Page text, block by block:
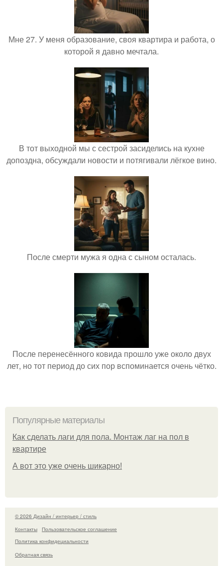
Мне 27. У меня образование, своя квартира и работа, о
которой я давно мечтала.
В тот выходной мы с сестрой засиделись на кухне
допоздна, обсуждали новости и потягивали лёгкое вино.
После смерти мужа я одна с сыном осталась.
После перенесённого ковида прошло уже около двух
лет, но тот период до сих пор вспоминается очень чётко.
Популярные материалы
Как сделать лаги для пола. Монтаж лаг на пол в
квартире
А вот это уже очень шикарно!
© 2026 Дизайн / интерьер / стиль
Контакты
Пользовательское соглашение
Политика конфидециальности
Обратная связь